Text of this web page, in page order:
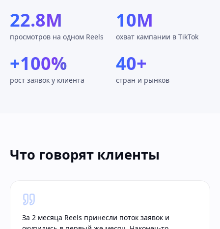
22.8M
просмотров на одном Reels
10M
охват кампании в TikTok
+100%
рост заявок у клиента
40+
стран и рынков
Что говорят клиенты
За 2 месяца Reels принесли поток заявок и